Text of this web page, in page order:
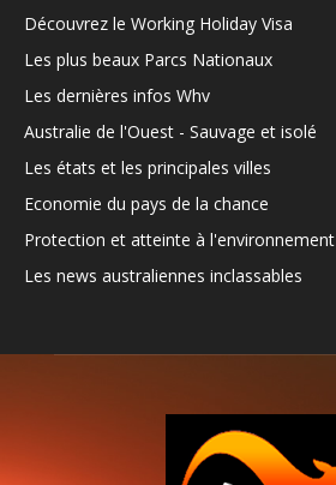
Découvrez le Working Holiday Visa
Les plus beaux Parcs Nationaux
Les dernières infos Whv
Australie de l'Ouest - Sauvage et isolé
Les états et les principales villes
Economie du pays de la chance
Protection et atteinte à l'environnement
Les news australiennes inclassables